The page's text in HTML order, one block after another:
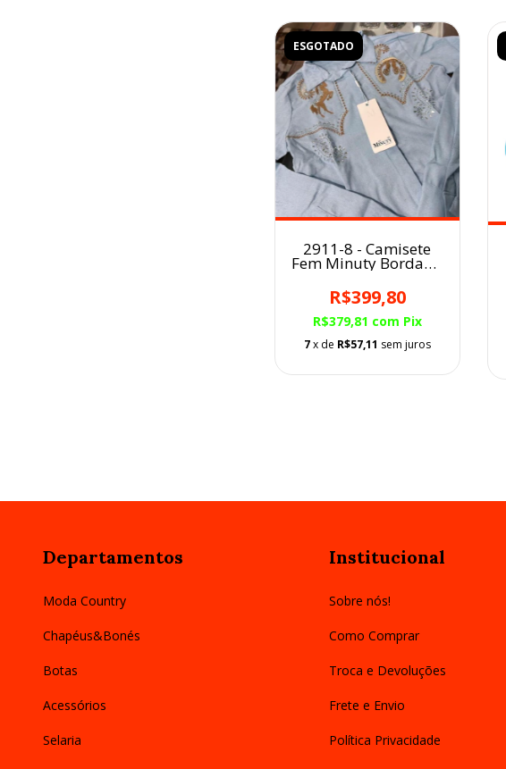
ESGOTADO
2911-8 - Camisete
Fem Minuty Bordada
AZUL BB
R$399,80
R$379,81 com Pix
7x de R$57,11 sem juros
Departamentos
Moda Country
Chapéus&Bonés
Botas
Acessórios
Selaria
Institucional
Sobre nós!
Como Comprar
Troca e Devoluções
Frete e Envio
Política Privacidade